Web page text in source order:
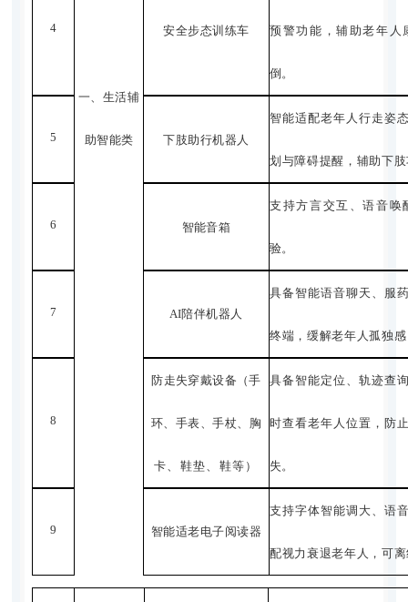
一、生活辅
助智能类
4 安全步态训练车 预警功能，辅助老年人
倒。
5 下肢助行机器人
智能适配老年人行走姿
划与障碍提醒，辅助下
6 智能音箱
支持方言交互、语音
验。
7 AI陪伴机器人
具备智能语音聊天、服
终端，缓解老年人孤独
8
防走失穿戴设备（手
环、手表、手杖、胸
卡、鞋垫、鞋等）
具备智能定位、轨迹查
时查看老年人位置，防
失。
9 智能适老电子阅读器
支持字体智能调大、语
配视力衰退老年人，可